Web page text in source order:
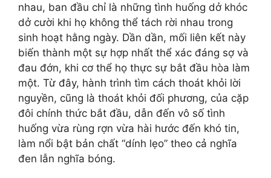
nhau, ban đầu chỉ là những tình huống dở khóc
dở cười khi họ không thể tách rời nhau trong
sinh hoạt hằng ngày. Dần dần, mối liên kết này
biến thành một sự hợp nhất thể xác đáng sợ và
đau đớn, khi cơ thể họ thực sự bắt đầu hòa làm
một. Từ đây, hành trình tìm cách thoát khỏi lời
nguyền, cũng là thoát khỏi đối phương, của cặp
đôi chính thức bắt đầu, dẫn đến vô số tình
huống vừa rùng rợn vừa hài hước đến khó tin,
làm nổi bật bản chất “dính lẹo” theo cả nghĩa
đen lẫn nghĩa bóng.